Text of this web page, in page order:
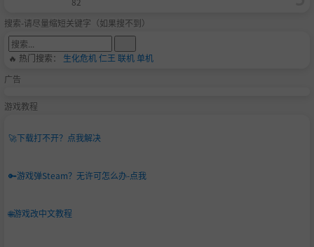
搜索-请尽量缩短关键字（如果搜不到）
🔥 热门搜索： 生化危机仁王联机单机
广告
游戏教程
🚀下载打不开？点我解决
🔑游戏弹Steam？无许可怎么办-点我
🌐游戏改中文教程